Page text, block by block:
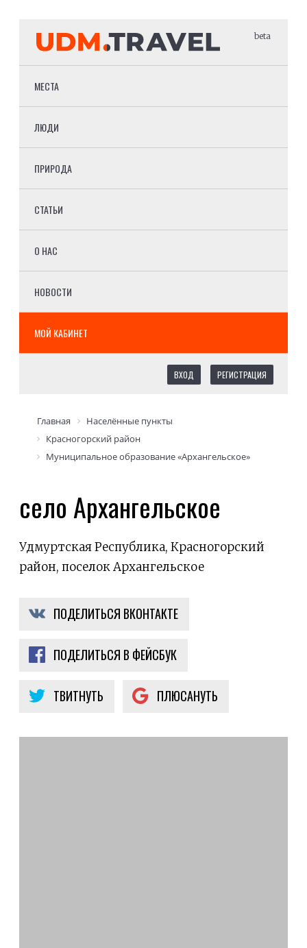
beta
МЕСТА
ЛЮДИ
ПРИРОДА
СТАТЬИ
О НАС
НОВОСТИ
МОЙ КАБИНЕТ
ВХОД РЕГИСТРАЦИЯ
Главная
Населённые пункты
Красногорский район
Муниципальное образование «Архангельское»
село Архангельское
Удмуртская Республика, Красногорский
район, поселок Архангельское
ПОДЕЛИТЬСЯ ВКОНТАКТЕ
ПОДЕЛИТЬСЯ В ФЕЙСБУК
ТВИТНУТЬ ПЛЮСАНУТЬ